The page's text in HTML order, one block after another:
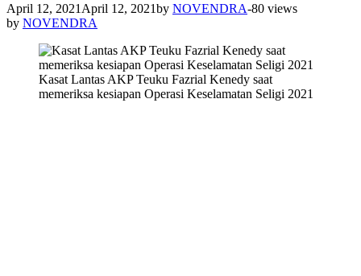
April 12, 2021 April 12, 2021by NOVENDRA-80 views
by NOVENDRA
Kasat Lantas AKP Teuku Fazrial Kenedy saat
memeriksa kesiapan Operasi Keselamatan Seligi 2021